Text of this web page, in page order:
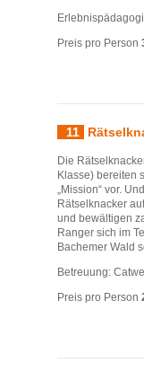
Preis pro Person
11
Die
Klasse) bereiten
„Mission“ vor.
Rätselknacker
und bewältigen
Ranger sich im
Bachemer Wald
Betreuung:
Preis pro Person